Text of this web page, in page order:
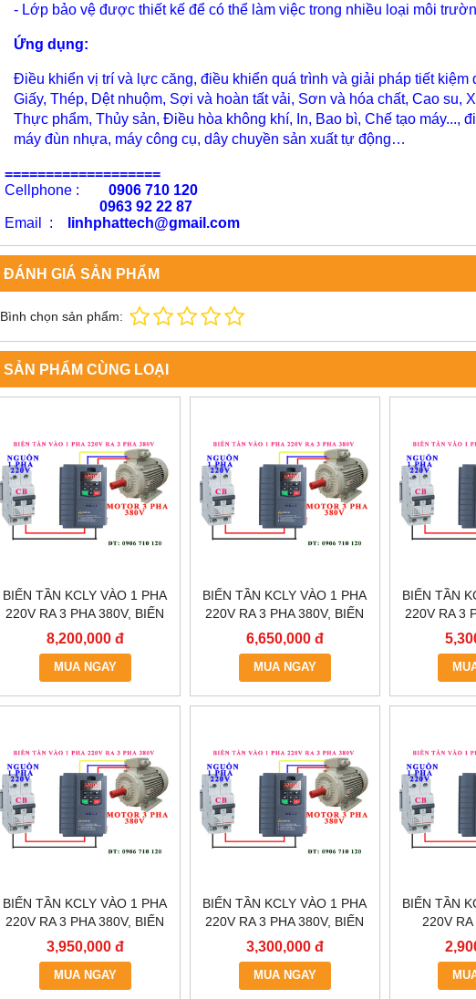
- Lớp bảo vệ được thiết kế để có thể làm việc trong nhiều loại môi
Ứng dụng:
Điều khiển vị trí và lực căng, điều khiển quá trình và giải pháp tiết
Giấy, Thép, Dệt nhuộm, Sợi và hoàn tất vải, Sơn và hóa chất, Cao su,
Thực phẩm, Thủy sản, Điều hòa không khí, In, Bao bì, Chế tạo máy...,
máy đùn nhựa, máy công cụ, dây chuyền sản xuất tự động…
===================
Cellphone : 0906 710 120
0963 92 22 87
Email :
linhphattech@gmail.com
ĐÁNH GIÁ SẢN PHẨM
Bình chọn sản phẩm:
SẢN PHẨM CÙNG LOẠI
BIẾN TẦN KCLY VÀO 1 PHA
220V RA 3 PHA 380V, BIẾN
TẦN KCLY KOC600-011GT3-
B
8,200,000 đ
MUA NGAY
BIẾN TẦN KCLY VÀO 1 PHA
220V RA 3 PHA 380V, BIẾN
TẦN KCLY KOC600-
7R5GT3-B
6,650,000 đ
MUA NGAY
BIẾN TẦN
220V RA 3
TẦN
BIẾN TẦN KCLY VÀO 1 PHA
220V RA 3 PHA 380V, BIẾN
TẦN KCLY KOC600-
2R2GT3-B
3,950,000 đ
MUA NGAY
BIẾN TẦN KCLY VÀO 1 PHA
220V RA 3 PHA 380V, BIẾN
TẦN KCLY KOC600-
1R5GT3-B
3,300,000 đ
MUA NGAY
BIẾN TẦN
220V
0.75KW,